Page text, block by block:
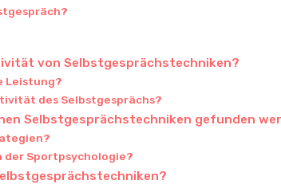
von Selbstgesprächstechniken?
Leistung?
des Selbstgesprächs?
Selbstgesprächstechniken gefunden
der Sportpsychologie?